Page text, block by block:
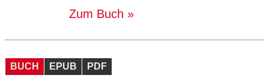
Zum Buch
BUCH EPUB PDF